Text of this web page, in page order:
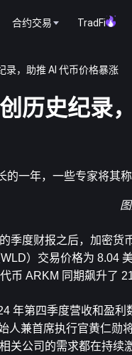
合约交易 TradFi
录，助推 AI 代币价格暴涨
历史纪录
的一年，一些专家将其
季度财报之后，加密
）交易价格为 8.04
币 ARKM 同期飙升了
年第四季度营收和盈
人兼首席执行官黄仁勋
关公司的需求都在持续